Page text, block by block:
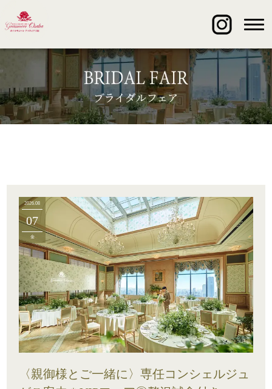
2026.08
07
金
〈親御様とご一緒に〉専任コンシェルジュ